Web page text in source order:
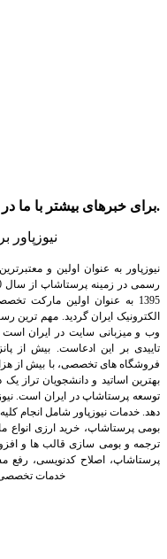
برای خبرهای بیشتر با ما در شبکه های اجتماعی همراه باشید.
نیوزپاور به عنوان اولین و
1395 به عنوان اولین مارکت
الکترونیک ایران گردید. مهم
وب و میزبانی سایت در ایران است
تاییدی بر این ادعاست. بیش از
فروشگاه های تخصصی، با بیش از
بهترین اساتید و دانشجویان تراز
توسعه پرستاشاپ در ایران است.
دهد. خدمات نیوزپاور شامل انجام
بومی پرستاشاپ، خرید ارزی
ترجمه و بومی سازی قالب ها و
پرستاشاپ، اصلاح کدنویسی،
خدمات تخصصی